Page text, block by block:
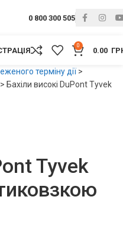
0 800 300 505
0
0.00
терміну дії>
> Бахіли високі DuPont Tyvek
Tyvek